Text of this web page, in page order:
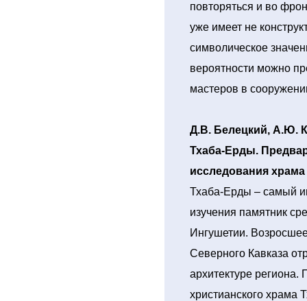
повторяться и во
уже имеет не
символическое
вероятности можно
мастеров в
Д.В. Белецкий, А.Ю.
Тхаба-Ерды.
исследования
Тхаба-Ерды – самый
изучения памятник
Ингушетии.
Северного Кавказа
архитектуре
христианского храма